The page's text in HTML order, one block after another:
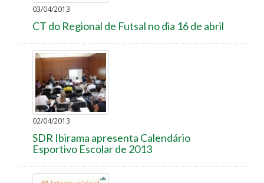
03/04/2013
CT do Regional de Futsal no dia 16 de abril
02/04/2013
SDR Ibirama apresenta Calendário
Esportivo Escolar de 2013